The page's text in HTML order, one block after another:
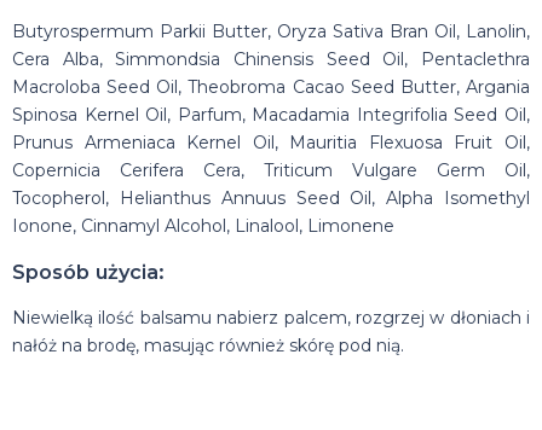
Butyrospermum Parkii Butter, Oryza Sativa Bran Oil, Lanolin,
Cera Alba, Simmondsia Chinensis Seed Oil, Pentaclethra
Macroloba Seed Oil, Theobroma Cacao Seed Butter, Argania
Spinosa Kernel Oil, Parfum, Macadamia Integrifolia Seed Oil,
Prunus Armeniaca Kernel Oil, Mauritia Flexuosa Fruit Oil,
Copernicia Cerifera Cera, Triticum Vulgare Germ Oil,
Tocopherol, Helianthus Annuus Seed Oil, Alpha Isomethyl
Ionone, Cinnamyl Alcohol, Linalool, Limonene
Sposób użycia:
Niewielką ilość balsamu nabierz palcem, rozgrzej w dłoniach i
nałóż na brodę, masując również skórę pod nią.